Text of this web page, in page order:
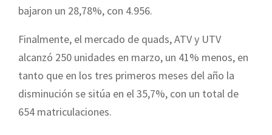
bajaron un 28,78%, con 4.956.
Finalmente, el mercado de quads, ATV y UTV
alcanzó 250 unidades en marzo, un 41% menos, en
tanto que en los tres primeros meses del año la
disminución se sitúa en el 35,7%, con un total de
654 matriculaciones.